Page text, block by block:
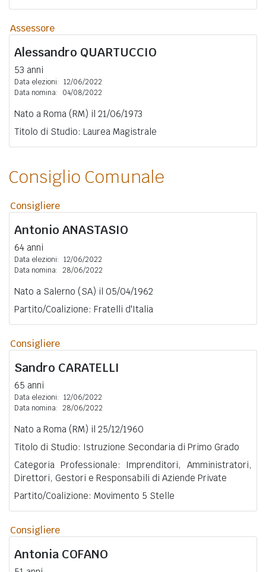
Assessore
Alessandro QUARTUCCIO
53 anni
Data elezioni: 12/06/2022
Data nomina:
04/08/2022
Nato a Roma (RM) il 21/06/1973
Titolo di Studio: Laurea Magistrale
Consiglio Comunale
Consigliere
Antonio ANASTASIO
64 anni
Data elezioni: 12/06/2022
Data nomina: 28/06/2022
Nato a Salerno (SA) il 05/04/1962
Partito/Coalizione: Fratelli d'Italia
Consigliere
Sandro CARATELLI
65 anni
Data elezioni: 12/06/2022
Data nomina: 28/06/2022
Nato a Roma (RM) il 25/12/1960
Titolo di Studio: Istruzione Secondaria di Primo Grado
Categoria Professionale: Imprenditori, Amministratori,
Direttori, Gestori e Responsabili di Aziende Private
Partito/Coalizione: Movimento 5 Stelle
Consigliere
Antonia COFANO